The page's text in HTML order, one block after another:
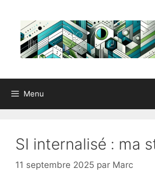
contenu
Menu
SI internalisé : ma
11 septembre 2025 par Marc